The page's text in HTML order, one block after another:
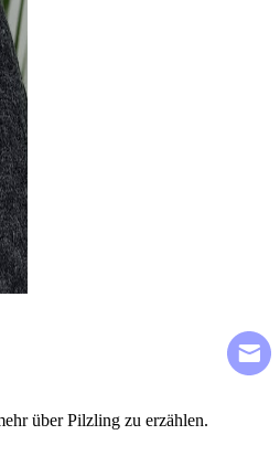
über Pilzling zu erzählen.